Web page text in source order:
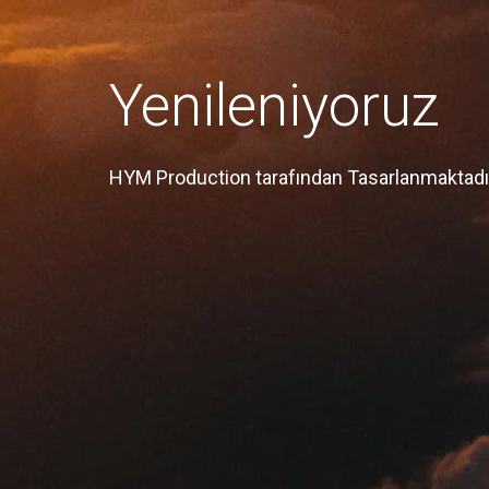
Yenileniyoruz
HYM Production tarafından